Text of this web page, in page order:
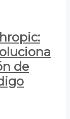
de